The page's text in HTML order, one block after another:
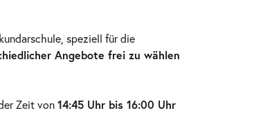
speziell für die
Angebote frei zu wählen
Zeit von14:45 Uhr bis 16:00 Uhr